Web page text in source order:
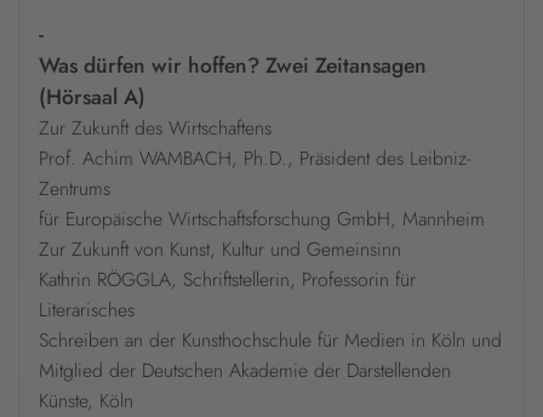
-
Was dürfen wir hoffen? Zwei Zeitansagen
(Hörsaal A)
Zur Zukunft des Wirtschaftens
Prof. Achim WAMBACH, Ph.D., Präsident des Leibniz-
Zentrums
für Europäische Wirtschaftsforschung GmbH, Mannheim
Zur Zukunft von Kunst, Kultur und Gemeinsinn
Kathrin RÖGGLA, Schriftstellerin, Professorin für
Literarisches
Schreiben an der Kunsthochschule für Medien in Köln und
Mitglied der Deutschen Akademie der Darstellenden
Künste, Köln